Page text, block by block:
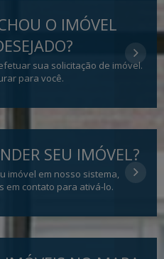
O IMÓVEL
sua solicitação de imóvel.
para você.
SEU IMÓVEL?
imóvel em nosso sistema,
em contato para ativá-lo.